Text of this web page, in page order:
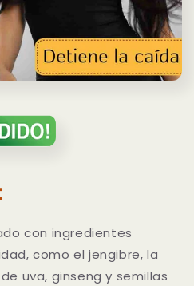
con ingredientes
como el jengibre, la
uva, ginseng y semillas